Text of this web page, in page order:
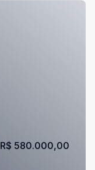
R$ 580.000,00